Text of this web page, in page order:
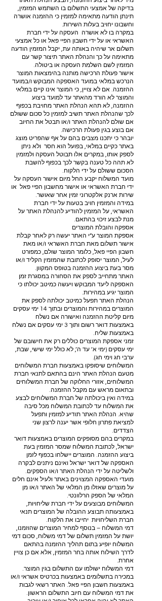
בדיקה של אמצעי התשלום בו השתמש המזמין,
תינתן הודעה מתאימה למזמין כי ההזמנה אושרה
וחשבונו יחויב בעלות השירות.
במקרה בו לא אושרה העסקה על ידי חברת
האשראי או על ידי חשבון הפיי פאל או כל אמצעי
תשלום אר שיהיה באותה עת, יקבל המזמין הודעה
מתאימה על כך והנהלת האתר תיצור קשר עם
המזמין לשם השלמת העסקה או ביטולה.
אישור פעולת הרכישה מותנה בהימצאות המוצר
הנרכש במלאי במועד האספקה המבוקש ו/במועד
ההזמנה. אם לא צויין, כי המוצר אינו קיים במלאי
והמוצר לא הורד מהאתר עד למועד ביצוע
ההזמנה, לא תהא הנהלת האתר מחויבת בכפוף
לכך שהנהלת האתר תשיב למזמין כל סכום ששולם
אם שולם להנהלת האתר ו/או תבטל את החיוב
אם בוצע בגין פעולת הרכישה.
יובהר כי יתכנו מצבים בהם על אף שהפריט מוצג
באתר כקיים במלאי, בפועל הוא חסר ולא ניתן
לספק אותו, במקרים אלו תבוטל העסקה ולמזמין
לא תהה כל טענה בקשר לכך בכפוף להשבת
הסכום ששולם על ידי הלקוח.
מועד המשלוח יקבע החל מיום אישור העסקה על
ידי חברת האשראי או אישור מחשבון הפיי פאל או
שירות ארנק אלקטרוני זמין אחר שאושר.
במידה והמזמין חויב בטעות על ידי חברת
האשראי, על המזמין להודיע להנהלת האתר על
מנת לבצע זיכוי בהתאם.
אספקה והובלת המוצרים
אספקת המוצר ע”י האתר יעשה רק לאחר קבלת
אישור תשלום מאת חברת האשראי ו/או מאת
חשבון הפיי פאל, כלומר המוצר שולם, כמפורט
לעיל, המוצר יסופק לכתובת שהמזמין הקליד ו/או
מסר בעת ביצוע ההזמנה בטופס המקוון.
האתר מתחייב לספק את הסחורה במסגרת זמן
האספקה ליעד המבוקש ויעשה כמיטב יכולתו כי
המוצר יגיע במהירות.
הנהלת האתר תפעל כמיטב יכולתה לספק את
המוצרים במהירות והמוצרים ובתוך 14 ימי עסקים
מיום קליטת ההזמנה ואישורה אם נשלח
באמצעות דואר רשום ותוך 3 ימי עסקים אם נשלח
באמצעות שליח.
זמני אספקת המוצרים כוללים רק את חישובם של
ימי עסקים (ימי א’ עד ה’, לא כולל ימי שישי, שבת,
ערבי חג וימי חג).
המשלוחים שיסופקו באמצעות חברת המשלוחים
מטעם הנהלת האתר הינם בהתאם לתנאי חברת
המשלוחים, אזורי החלוקה של חברת המשלוחים
ובתאום מראש עם מקבל ההזמנה.
במידה ואין ביכולתה של חברת המשלוחים לבצע
את המשלוח עד לכתובת המשלוח מכל סיבה
שהיא. הנהלת האתר תודיע למזמין ותפעל
למציאת פתרון חלופי אשר יענה לרצון שני
הצדדים.
במקרים בהם מסופקים המוצרים באמצעות דואר
ישראל, לכתובת המשלוח שמסר המזמין בעת
ביצוע ההזמנה. המוצרים יישלחו בכפוף לזמן
האספקה של דואר ישראל ואינם ניתנים לבקרה
ולשליטה על ידי הנהלת האתר ו/או הספקים.
מועדי האספקה המצוינים באתר ולעיל אינם חלים
על מוצרים שאזלו מן המלאי של האתר ו/או מן
המלאי של הספק הרלוונטי.
המשלוחים מבוצעים על ידי חברת שליחויות,
באמצעותה תבוצע ההובלה של המוצרים תנאי
חברת השליחויות יחייבו את הלקוח.
דמי המשלוח – בנוסף למחיר המוצרים שהוזמנו,
יושת על המזמין תשלום של דמי משלוח, סכום דמי
המשלוח יופיע בתום תהליך ההזמנה בהתאם
לדרך השילוח אותה בחר המזמין, אלא אם כן צויין
אחרת.
דמי המשלוח ישולמו עם התשלום בגין המוצר.
במכירה בתשלומים באמצעות בכרטיס אשראי ו/או
באמצעות חשבון הפיי פאל. האתר רשאי לגבות
את דמי המשלוח עם חיוב התשלום הראשון.